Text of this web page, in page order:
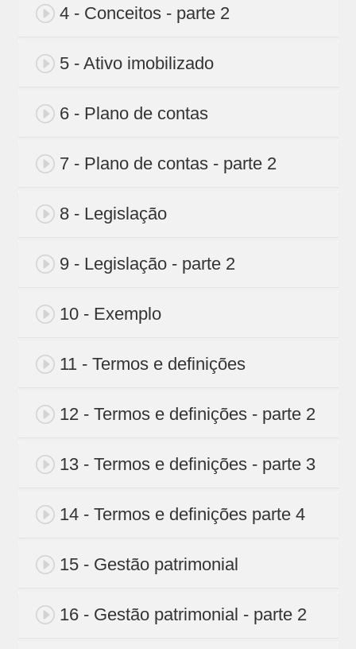
4 - Conceitos - parte 2
5 - Ativo imobilizado
6 - Plano de contas
7 - Plano de contas - parte 2
8 - Legislação
9 - Legislação - parte 2
10 - Exemplo
11 - Termos e definições
12 - Termos e definições - parte 2
13 - Termos e definições - parte 3
14 - Termos e definições parte 4
15 - Gestão patrimonial
16 - Gestão patrimonial - parte 2